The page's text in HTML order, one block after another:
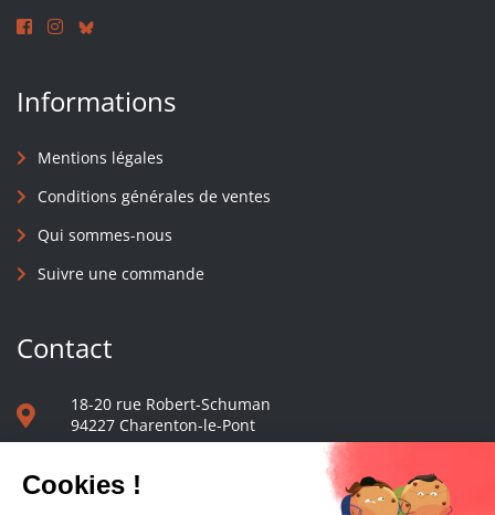
Informations
Mentions légales
Conditions générales de ventes
Qui sommes-nous
Suivre une commande
Contact
18-20 rue Robert-Schuman
94227 Charenton-le-Pont